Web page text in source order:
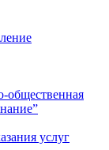
общественная
услуг